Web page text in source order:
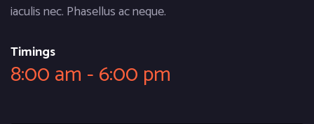
iaculis nec. Phasellus ac neque.
Timings
8:00 am - 6:00 pm